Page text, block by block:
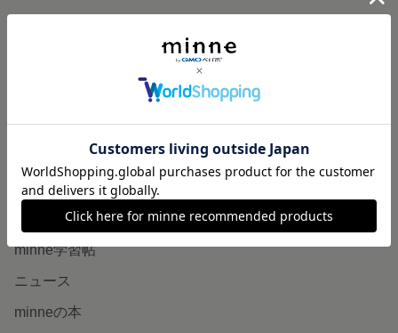
販売支援企画・イベント
読みもの
minneとものづくりと
minne学習帖
ニュース
minneの本